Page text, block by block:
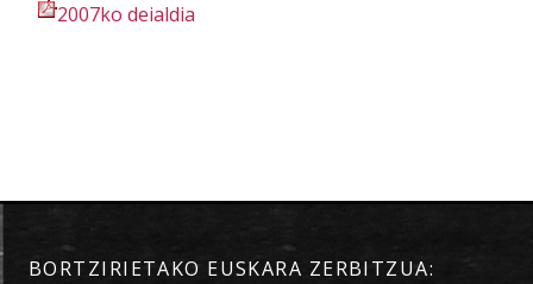
2007ko deialdia
BORTZIRIETAKO EUSKARA ZERBITZUA: